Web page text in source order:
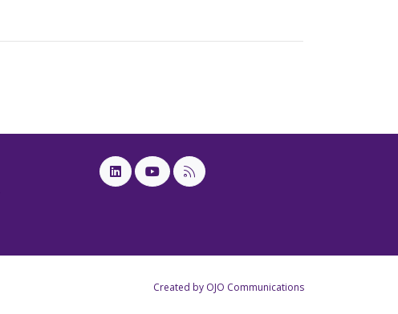
Created by OJO Communications